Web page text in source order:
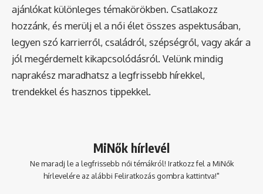
ajánlókat különleges témakörökben. Csatlakozz
hozzánk, és merülj el a női élet összes aspektusában,
legyen szó karrierről, családról, szépségről, vagy akár a
jól megérdemelt kikapcsolódásról. Velünk mindig
naprakész maradhatsz a legfrissebb hírekkel,
trendekkel és hasznos tippekkel.
MiNők hírlevél
Ne maradj le a legfrissebb női témákról! Iratkozz fel a MiNők
hírlevelére az alábbi Feliratkozás gombra kattintva!"